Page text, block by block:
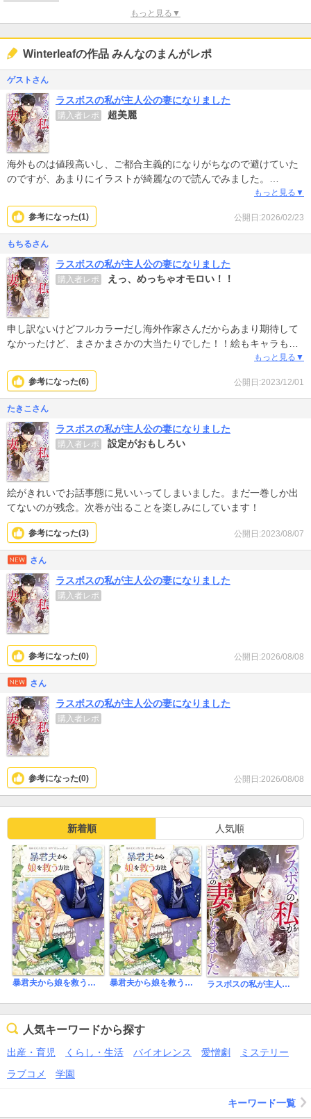
もっと見る▼
Winterleafの作品 みんなのまんがレポ
ゲストさん
ラスボスの私が主人公の妻になりました
購入者レポ 超美麗
海外ものは値段高いし、ご都合主義的になりがちなので避けていた
のですが、あまりにイラストが綺麗なので読んでみました。
現在では四巻。イラストはフルカラーでも動きが自然で素晴らしい
です。内容もそこまでご都合主義ではなく、主人公も程よく可憐で
程よく腹黒な感じです。これから安易な展開にならないことを祈り
ます。パパ（仮）推しです。
もっと見る▼
公開日:2026/02/23
参考になった(1)
もちるさん
ラスボスの私が主人公の妻になりました
購入者レポ えっ、めっちゃオモロい！！
申し訳ないけどフルカラーだし海外作家さんだからあまり期待して
なかったけど、まさかまさかの大当たりでした！！絵もキャラもス
トーリーも大道の悪役令嬢ものなんだけど、それだけじゃなく、話
の流れも違和感なく読めて一気に引き込まれました！！何よりキャ
ラが魅力的でカッコいいし可愛いしで眼福^ ^ 次巻が出るまで繰り返
し読み返して待ちたいと思います♪
もっと見る▼
公開日:2023/12/01
参考になった(6)
たきこさん
ラスボスの私が主人公の妻になりました
購入者レポ 設定がおもしろい
絵がきれいでお話事態に見いいってしまいました。まだ一巻しか出
てないのが残念。次巻が出ることを楽しみにしています！
公開日:2023/08/07
参考になった(3)
さん
ラスボスの私が主人公の妻になりました
購入者レポ
公開日:2026/08/08
参考になった(0)
さん
ラスボスの私が主人公の妻になりました
購入者レポ
公開日:2026/08/08
参考になった(0)
新着順 人気順
暴君夫から娘を救う方法【タテヨミ】 暴君夫から娘を救う方法 ラスボスの私が主人公の妻になりました
人気キーワードから探す
出産・育児 くらし・生活 バイオレンス 愛憎劇
ミステリー
ラブコメ
学園
キーワード一覧